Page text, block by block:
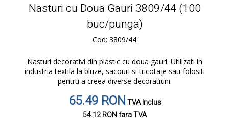
Nasturi cu Doua Gauri 3809/44 (100
buc/punga)
Cod: 3809/44
Nasturi decorativi din plastic cu doua gauri. Utilizati in
industria textila la bluze, sacouri si tricotaje sau folositi
pentru a creea diverse decoratiuni.
65.49 RONTVA Inclus
54.12 RONfara TVA